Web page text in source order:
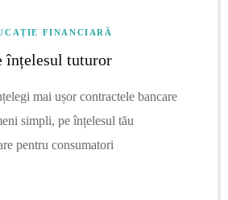
FINANCIARĂ
înțelesul tuturor
mai ușor contractele bancare
simpli, pe înțelesul tău
pentru consumatori